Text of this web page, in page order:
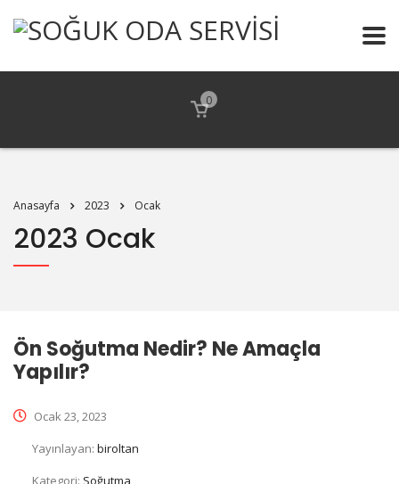
0
Anasayfa 2023 Ocak
2023 Ocak
Ön Soğutma Nedir? Ne Amaçla
Yapılır?
Ocak 23, 2023
Yayınlayan: biroltan
Kategori: Soğutma